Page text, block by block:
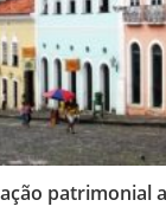
patrimonial